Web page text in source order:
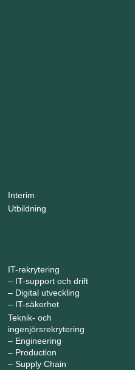
Interim
Utbildning
IT-rekrytering
– IT-support och drift
– Digital utveckling
– IT-säkerhet
Teknik- och
ingenjörsrekrytering
– Engineering
– Production
– Supply Chain